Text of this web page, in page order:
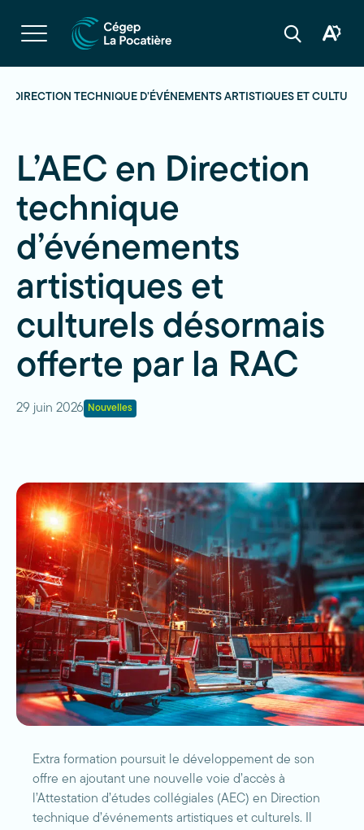
Ouvrir
la
navigation
Ouvrir
Ouvrir
DIRECTION TECHNIQUE D’ÉVÉNEMENTS ARTISTIQUES ET
L’AEC en Direction
technique
d’événements
artistiques et
culturels désormais
offerte par la RAC
29 juin 2026 Nouvelles
Extra formation poursuit le développement de son
offre en ajoutant une nouvelle voie d’accès à
l’Attestation d’études collégiales (AEC) en Direction
technique d’événements artistiques et culturels. Il